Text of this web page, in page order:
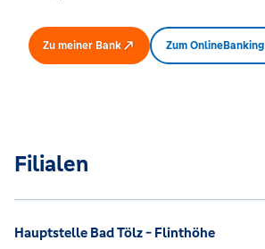
Zu meiner Bank Zum OnlineBanking
Filialen
Hauptstelle Bad Tölz - Flinthöhe